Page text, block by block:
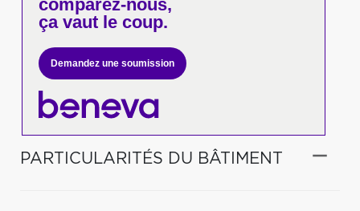
comparez-nous,
ça vaut le coup.
Demandez une soumission
PARTICULARITÉS DU BÂTIMENT